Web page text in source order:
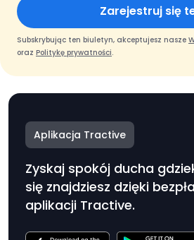
Zarejestruj się
Subskrybując ten biuletyn, akceptujesz nasze
oraz Politykę prywatności.
Aplikacja Tractive
Zyskaj spokój ducha
się znajdziesz dzięki
aplikacji Tractive.